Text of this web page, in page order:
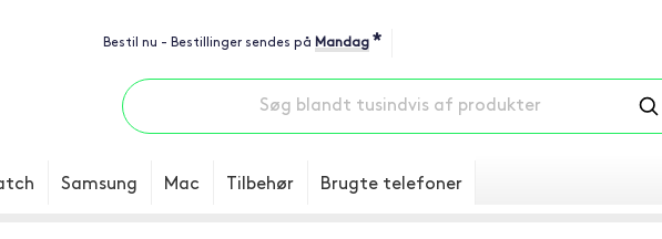
Bestil nu - Bestillinger sendes på Mandag *
Samsung Mac Tilbehør Brugte telefoner